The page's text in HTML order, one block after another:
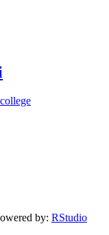
by: RStudio